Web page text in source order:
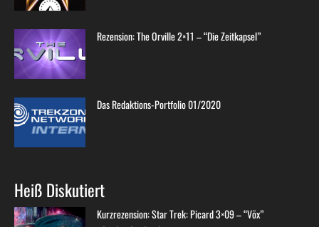
Rezension: The Orville 2×11 – “Die Zeitkapsel”
Das Redaktions-Portfolio 01/2020
Heiß Diskutiert
Kurzrezension: Star Trek: Picard 3×09 – “Võx”